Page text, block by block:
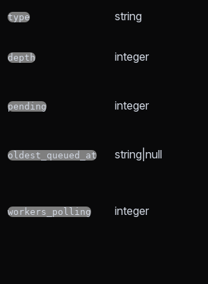
type string
depth integer
pending integer
oldest_queued_at string|null
workers_polling integer